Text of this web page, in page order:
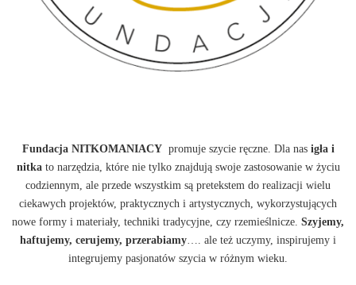
Fundacja NITKOMANIACY promuje szycie ręczne. Dla nas igła i
nitkato narzędzia, które nie tylko znajdują swoje zastosowanie w życiu
codziennym, ale przede wszystkim są pretekstem do realizacji wielu
ciekawych projektów, praktycznych i artystycznych, wykorzystujących
nowe formy i materiały, techniki tradycyjne, czy rzemieślnicze. Szyjemy,
haftujemy, cerujemy, przerabiamy …. ale też uczymy, inspirujemy i
integrujemy pasjonatów szycia w różnym wieku.